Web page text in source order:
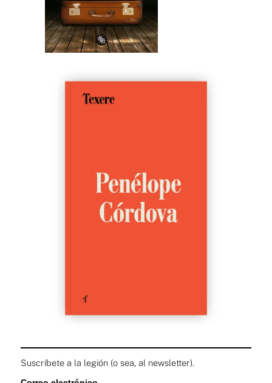
Suscríbete a la legión (o sea, al newsletter).